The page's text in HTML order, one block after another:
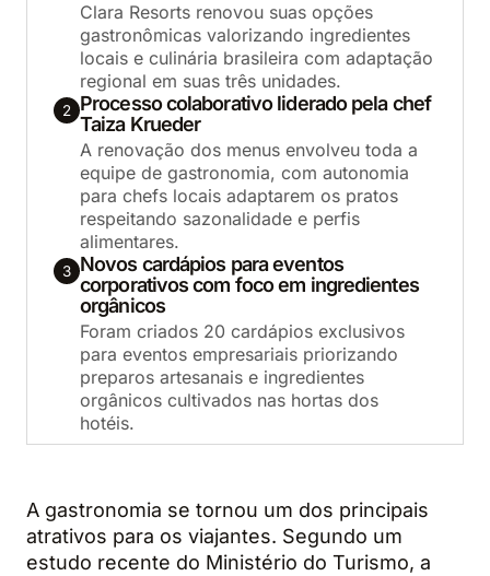
Clara Resorts renovou suas opções
gastronômicas valorizando ingredientes
locais e culinária brasileira com adaptação
regional em suas três unidades.
2 Processo colaborativo liderado pela chef
Taiza Krueder
A renovação dos menus envolveu toda a
equipe de gastronomia, com autonomia
para chefs locais adaptarem os pratos
respeitando sazonalidade e perfis
alimentares.
3 Novos cardápios para eventos
corporativos com foco em ingredientes
orgânicos
Foram criados 20 cardápios exclusivos
para eventos empresariais priorizando
preparos artesanais e ingredientes
orgânicos cultivados nas hortas dos
hotéis.
A gastronomia se tornou um dos principais
atrativos para os viajantes. Segundo um
estudo recente do Ministério do Turismo, a